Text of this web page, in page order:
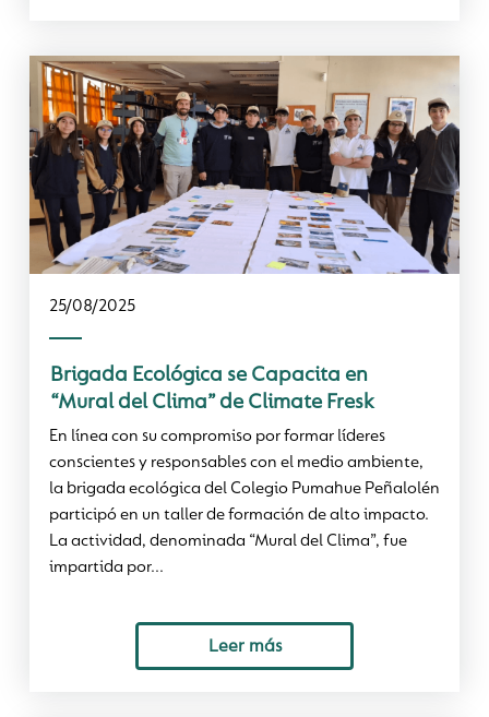
25/08/2025
Brigada Ecológica se Capacita en
“Mural del Clima” de Climate Fresk
En línea con su compromiso por formar líderes
conscientes y responsables con el medio ambiente,
la brigada ecológica del Colegio Pumahue Peñalolén
participó en un taller de formación de alto impacto.
La actividad, denominada “Mural del Clima”, fue
impartida por...
Leer más